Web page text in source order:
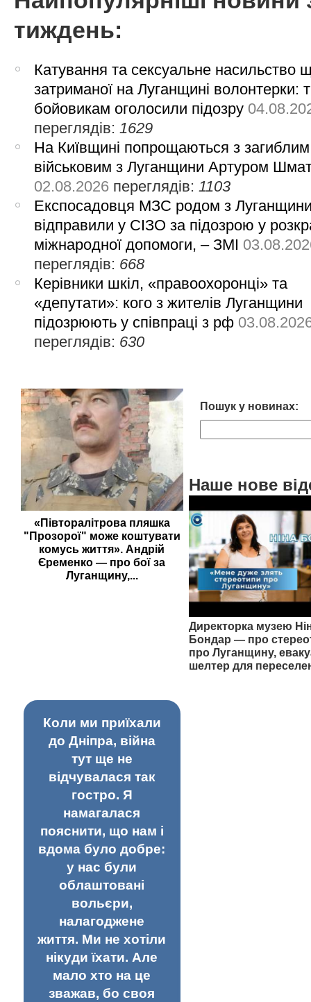
тиждень:
Катування та сексуальне насильство
затриманої на Луганщині волонтерки:
бойовикам оголосили підозру
переглядів:1629
На Київщині попрощаються з загиблим
військовим з Луганщини Артуром
02.08.2026 переглядів:1103
Експосадовця МЗС родом з
відправили у СІЗО за підозрою у
міжнародної допомоги, – ЗМІ
переглядів: 668
Керівники шкіл, «правоохоронці» та
«депутати»: кого з жителів Луганщини
підозрюють у співпраці з рф
переглядів: 630
«Півторалітрова пляшка
"Прозорої" може коштувати
комусь життя». Андрій
Єременко — про бої за
Луганщину,...
Пошук у новинах:
Наше нове
Директорка музею
Бондар — про
про Луганщину,
шелтер для
Коли ми приїхали
до Дніпра, війна
тут ще не
відчувалася так
гостро. Я
намагалася
пояснити, що нам і
вдома було добре:
у нас були
облаштовані
вольєри,
налагоджене
життя. Ми не хотіли
нікуди їхати. Але
мало хто на це
зважав, бо своя